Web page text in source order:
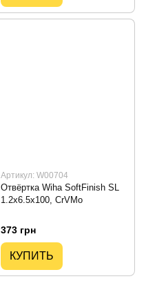
Артикул: W00704
Отвёртка Wiha SoftFinish SL
1.2x6.5x100, CrVMo
373 грн
КУПИТЬ